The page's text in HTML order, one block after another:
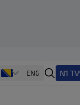
ENG N1 TV